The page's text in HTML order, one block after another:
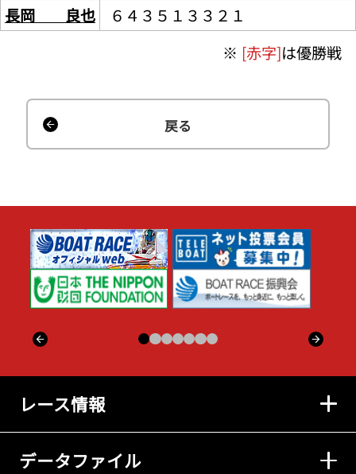
長岡 良也
６４３５１３３２１
※ [赤字]は優勝戦
戻る
レース情報
データファイル